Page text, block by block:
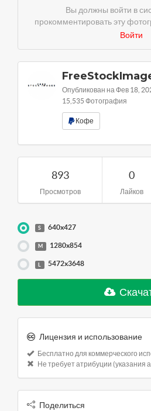
Вы должны войти в
прокомментировать эту
Войти
Опубликован на Фев 18,
15,535 Фотография
Кофе
893
Просмотров
0
Лайков
S 640x427
M 1280x854
L 5472x3648
Лицензия и использование
Бесплатно для коммерческого
Не требует атрибуции (указания
Поделиться